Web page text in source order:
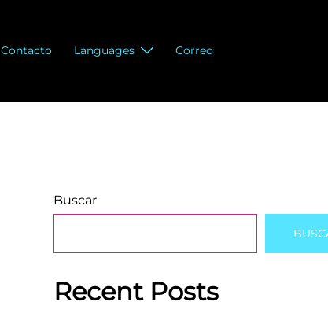
Contacto Languages Correo
Buscar
Recent Posts